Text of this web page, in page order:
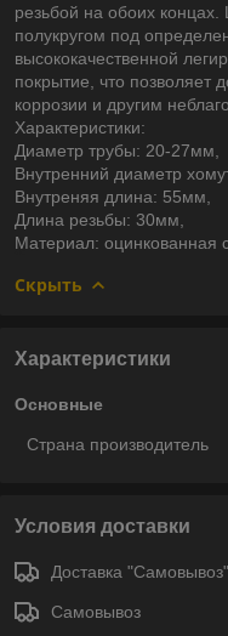
резьбой на обоих концах.
полукругом под
высококачественной
покрытие, что позволяет
коррозии и другим
Характеристики:
Диаметр трубы: 20-27мм,
Внутренний диаметр
Внутреняя длина: 55мм,
Длина резьбы: 30мм,
Материал: оцинкованная
Скрыть
Характеристики
Основные
Страна производитель
Условия доставки
Доставка "Самовывоз"
Самовывоз